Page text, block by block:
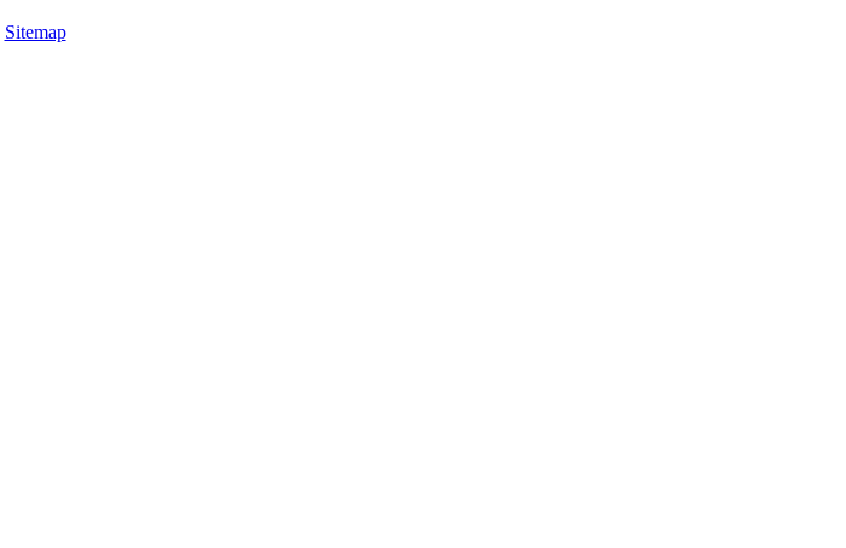
Sitemap